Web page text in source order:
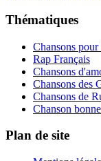
Thématiques
Chansons
Rap Français
Chansons
Chansons des
Chansons de
Chanson
Plan de site